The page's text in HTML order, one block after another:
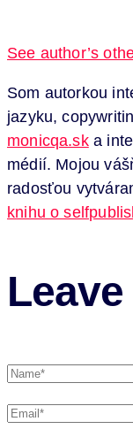
See author’s
Som autorkou
jazyku,
monicqa.ska
médií. Mojou
radosťou
knihu o